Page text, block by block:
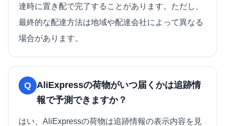
達時に置き配で完了することがあります。ただし、
最終的な配達方法は地域や配達会社によって異なる
場合があります。
Q AliExpressの荷物がいつ届くかは追跡情
報で予測できますか？
はい、AliExpressの荷物は追跡情報の表示内容を見